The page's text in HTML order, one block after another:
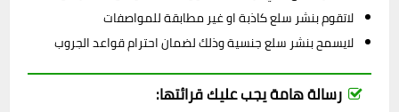
لاتقوم بنشر سلع كاذبة او غير مطابقة للمواصفات
لايسمح بنشر سلع جنسية وذلك لضمان احترام قواعد الجروب
رسالة هامة يجب عليك قرائتها: